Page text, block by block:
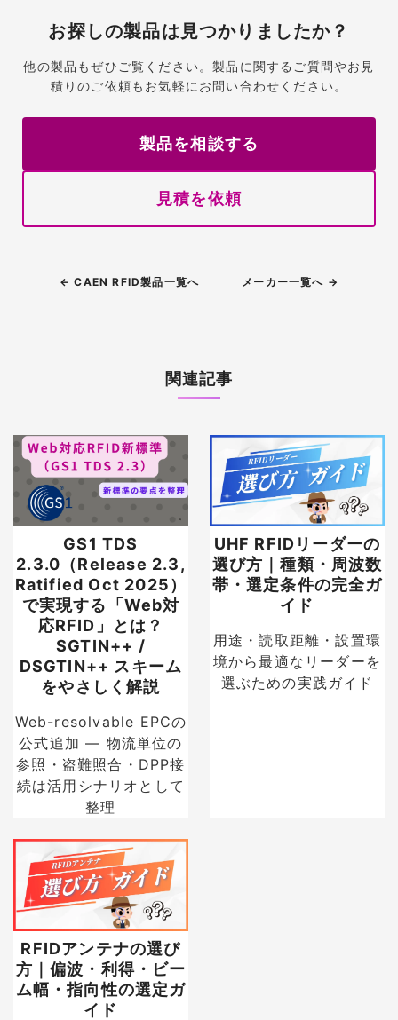
お探しの製品は見つかりましたか？
他の製品もぜひご覧ください。製品に関するご質問やお見
積りのご依頼もお気軽にお問い合わせください。
製品を相談する
見積を依頼
← CAEN RFID製品一覧へ メーカー一覧へ →
関連記事
GS1 TDS
2.3.0（Release 2.3,
Ratified Oct 2025）
で実現する「Web対
応RFID」とは？
SGTIN++ /
DSGTIN++ スキーム
をやさしく解説
Web-resolvable EPCの
公式追加 — 物流単位の
参照・盗難照合・DPP接
続は活用シナリオとして
整理
UHF RFIDリーダーの
選び方｜種類・周波数
帯・選定条件の完全ガ
イド
用途・読取距離・設置環
境から最適なリーダーを
選ぶための実践ガイド
RFIDアンテナの選び
方｜偏波・利得・ビー
ム幅・指向性の選定ガ
イド